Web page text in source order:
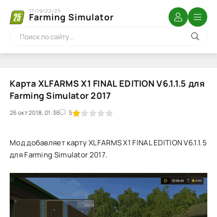
Farming Simulator
17/19/22/25
Карта XLFARMS X1 FINAL EDITION V6.1.1.5 для
Farming Simulator 2017
26 окт 2018, 01:36 5
1 2 3 4 5
Мод добавляет карту XLFARMS X1 FINAL EDITION V6.1.1.5
для Farming Simulator 2017.